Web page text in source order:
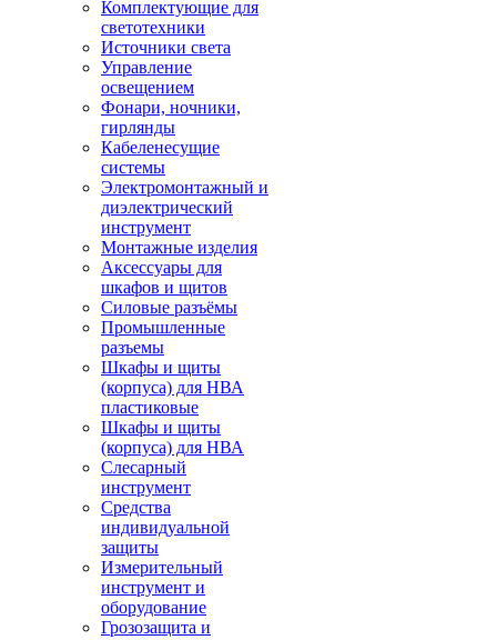
Комплектующие для
светотехники
Источники света
Управление
освещением
Фонари, ночники,
гирлянды
Кабеленесущие
системы
Электромонтажный и
диэлектрический
инструмент
Монтажные изделия
Аксессуары для
шкафов и щитов
Силовые разъёмы
Промышленные
разъемы
Шкафы и щиты
(корпуса) для НВА
пластиковые
Шкафы и щиты
(корпуса) для НВА
Слесарный
инструмент
Средства
индивидуальной
защиты
Измерительный
инструмент и
оборудование
Грозозащита и